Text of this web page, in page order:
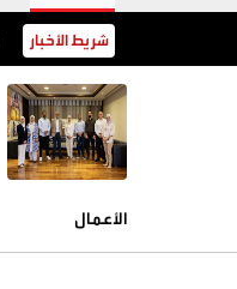
شريط الأخبار
الأعمال